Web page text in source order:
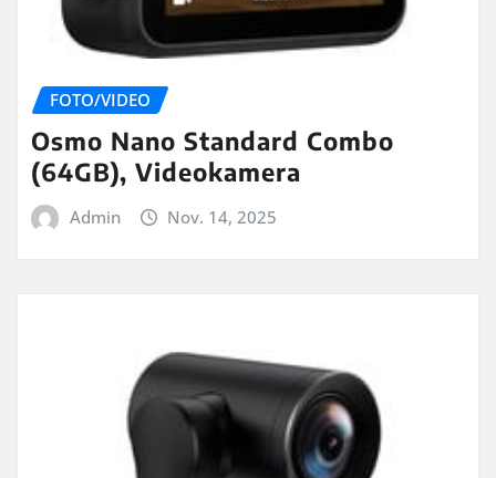
FOTO/VIDEO
Osmo Nano Standard Combo
(64GB), Videokamera
Admin Nov. 14, 2025